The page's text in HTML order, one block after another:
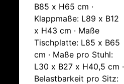
B85 x H65 cm ·
Klappmaße: L89 x B12
x H43 cm · Maße
Tischplatte: L85 x B65
cm · Maße pro Stuhl:
L30 x B27 x H40,5 cm ·
Belastbarkeit pro Sitz: